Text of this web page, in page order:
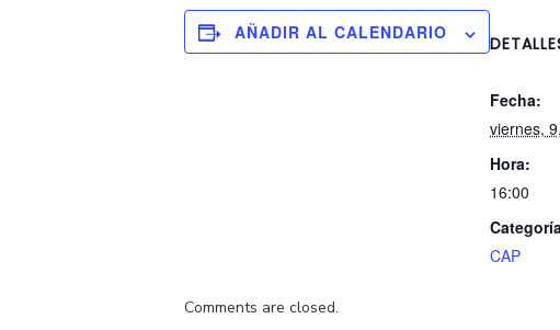
AÑADIR AL CALENDARIO
Fecha:
viernes,
Hora:
16:00
CAP
Comments are closed.